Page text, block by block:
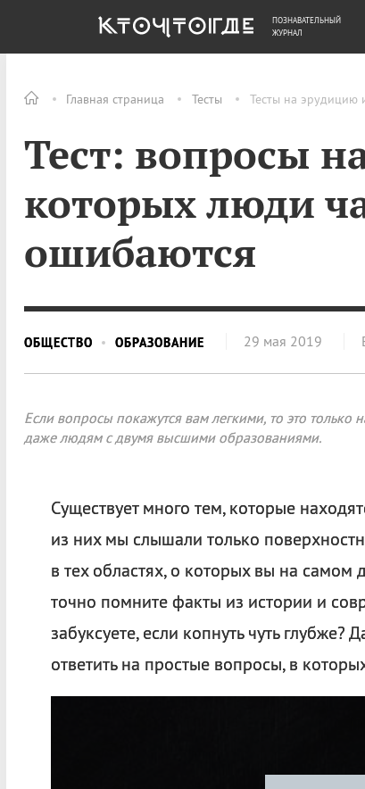
Главная страница Тесты Тесты на эрудицию
Тест: вопросы
которых люди
ошибаются
ОБЩЕСТВО ОБРАЗОВАНИЕ 29 мая 2019
Если вопросы покажутся вам легкими, то это только
даже людям с двумя высшими образованиями.
Существует много тем, которые
из них мы слышали только
в тех областях, о которых вы на самом
точно помните факты из истории и
забуксуете, если копнуть чуть
ответить на простые вопросы, в
ОБЩЕСТВО ДЕНЬГИ
ПОЗНАВАТЕЛЬНЫЙ
ЖУРНАЛ